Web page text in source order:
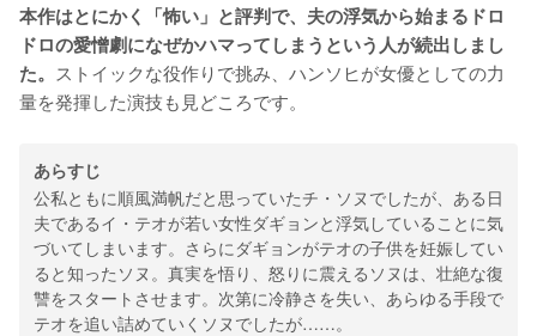
本作はとにかく「怖い」と評判で、夫の浮気から始まるドロ
ドロの愛憎劇になぜかハマってしまうという人が続出しまし
た。 ストイックな役作りで挑み、ハンソヒが女優としての力
量を発揮した演技も見どころです。
あらすじ
公私ともに順風満帆だと思っていたチ・ソヌでしたが、ある日
夫であるイ・テオが若い女性ダギョンと浮気していることに気
づいてしまいます。さらにダギョンがテオの子供を妊娠してい
ると知ったソヌ。真実を悟り、怒りに震えるソヌは、壮絶な復
讐をスタートさせます。次第に冷静さを失い、あらゆる手段で
テオを追い詰めていくソヌでしたが……。